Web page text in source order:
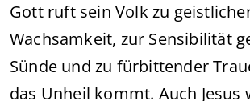
Gott ruft sein Volk zu
Wachsamkeit, zur Sensibilität
Sünde und zu fürbittender
das Unheil kommt. Auch Jesus